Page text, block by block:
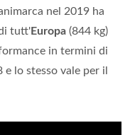
nel 2019 ha
tutt'Europa (844 kg)
in termini di
lo stesso vale per il